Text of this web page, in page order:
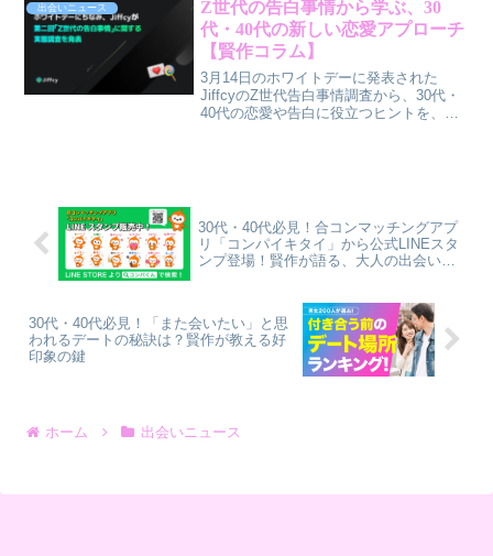
出会いニュース
Z世代の告白事情から学ぶ、30
代・40代の新しい恋愛アプローチ
【賢作コラム】
3月14日のホワイトデーに発表された
JiffcyのZ世代告白事情調査から、30代・
40代の恋愛や告白に役立つヒントを、筆
30代・40代必見！合コンマッチングアプ
リ「コンパイキタイ」から公式LINEスタ
ンプ登場！賢作が語る、大人の出会いを
30代・40代必見！「また会いたい」と思
われるデートの秘訣は？賢作が教える好
印象の鍵
ホーム 出会いニュース